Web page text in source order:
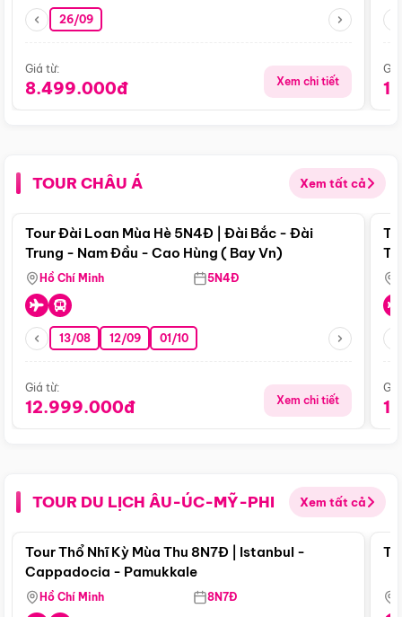
26/09
Giá từ:
8.499.000đ Xem chi tiết
TOUR CHÂU Á Xem tất cả
Điểm nổi bật
Tour Đài Loan Mùa Hè 5N4Đ | Đài Bắc - Đài
Trung - Nam Đầu - Cao Hùng ( Bay Vn)
Hồ Chí Minh 5N4Đ
13/08 12/09 01/10
Giá từ:
12.999.000đ Xem chi tiết
TOUR DU LỊCH ÂU-ÚC-MỸ-PHI Xem tất cả
Điểm nổi bật
Tour Thổ Nhĩ Kỳ Mùa Thu 8N7Đ | Istanbul -
Cappadocia - Pamukkale
Hồ Chí Minh 8N7Đ